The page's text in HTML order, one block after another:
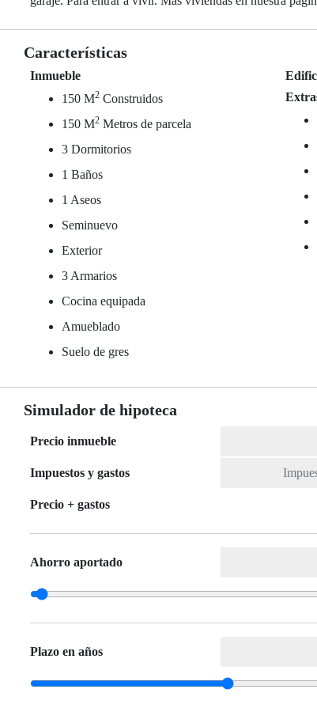
Características
Inmueble
150 M2 Construidos
150 M2 Metros de parcela
3 Dormitorios
1 Baños
1 Aseos
Seminuevo
Exterior
3 Armarios
Cocina equipada
Amueblado
Suelo de gres
Simulador de hipoteca
Precio inmueble
Impuestos y gastos
Precio + gastos
Ahorro aportado
Plazo en años